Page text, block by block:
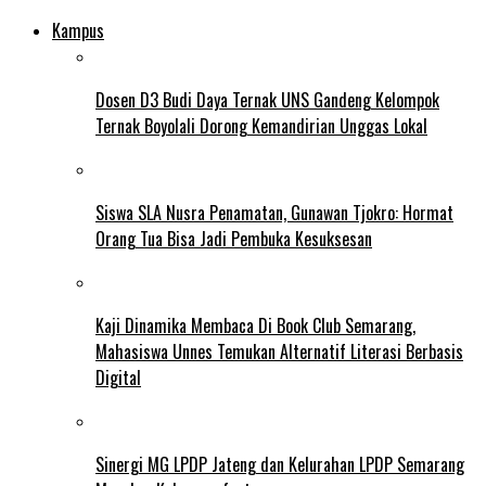
Kampus
Dosen D3 Budi Daya Ternak UNS Gandeng Kelompok
Ternak Boyolali Dorong Kemandirian Unggas Lokal
Siswa SLA Nusra Penamatan, Gunawan Tjokro: Hormat
Orang Tua Bisa Jadi Pembuka Kesuksesan
Kaji Dinamika Membaca Di Book Club Semarang,
Mahasiswa Unnes Temukan Alternatif Literasi Berbasis
Digital
Sinergi MG LPDP Jateng dan Kelurahan LPDP Semarang